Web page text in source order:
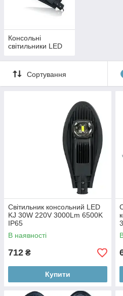
Консольні
світильники LED
Сортування
Світильник консольний LED
KJ 30W 220V 3000Lm 6500K
IP65
В наявності
712 ₴
Купити